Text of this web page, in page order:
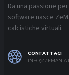
Da una passione
software nasce
calcistiche virtuali.
CONTATTACI